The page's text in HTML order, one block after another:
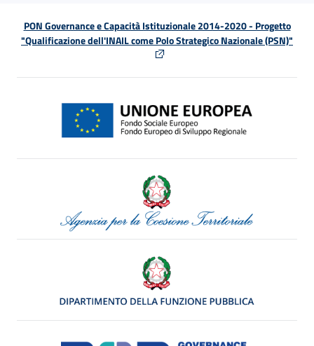
PON Governance e Capacità Istituzionale 2014-2020 - Progetto
"Qualificazione dell'INAIL come Polo Strategico Nazionale (PSN)"